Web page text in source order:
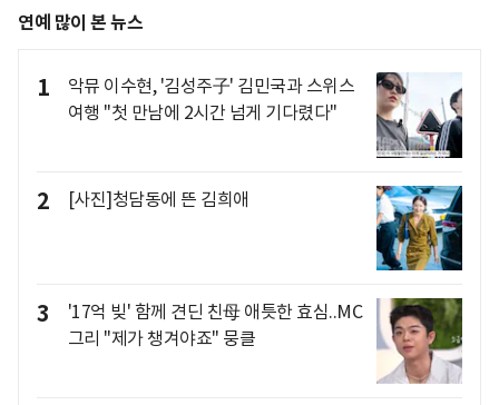
연예 많이 본 뉴스
1
악뮤 이수현, '김성주子' 김민국과 스위스
여행 "첫 만남에 2시간 넘게 기다렸다"
2 [사진]청담동에 뜬 김희애
3
'17억 빚' 함께 견딘 친母 애틋한 효심..MC
그리 "제가 챙겨야죠" 뭉클